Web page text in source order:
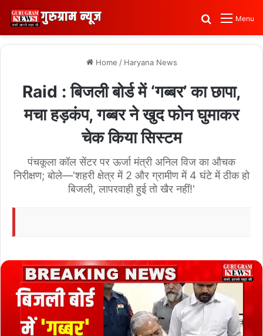
Menu
Search for
Home / Haryana News
Raid : बिजली बोर्ड में ‘गब्बर’ का छापा,
मचा हड़कंप, गब्बर ने खुद फोन घुमाकर
चेक किया सिस्टम
पंचकूला कॉल सेंटर पर ऊर्जा मंत्री अनिल विज का औचक
निरीक्षण; बोले—'शहरी क्षेत्र में 2 और ग्रामीण में 4 घंटे में ठीक हो
बिजली, लापरवाही हुई तो खैर नहीं!'